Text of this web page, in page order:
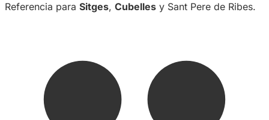
Referencia para Sitges, Cubelles y Sant Pere de Ribes.